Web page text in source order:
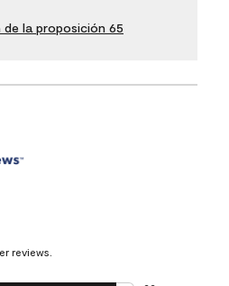
la proposición 65
reviews.